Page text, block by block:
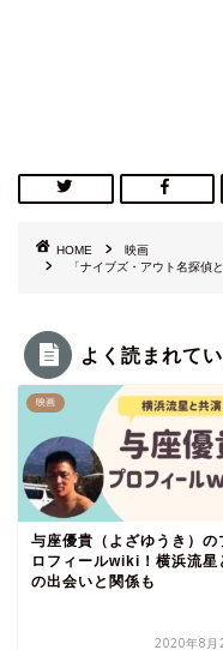
HOME
映画
「ナイブズ・アウト名探偵
よく読まれて
映画
与座優貴（よざゆうき）の
ロフィールwiki！横浜流星
の出会いと関係も
2020年8月